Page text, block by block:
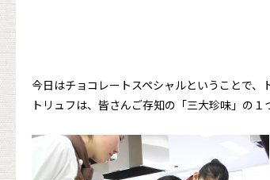
今日はチョコレートスペシャルということで、
トリュフは、皆さんご存知の「三大珍味」の